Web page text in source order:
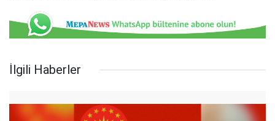
İlgili Haberler